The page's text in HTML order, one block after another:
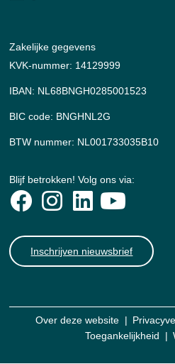
Zakelijke gegevens
KVK-nummer: 14129999
IBAN: NL68BNGH0285001523
BIC code: BNGHNL2G
BTW nummer: NL001733035B10
Blijf betrokken! Volg ons via:
Inschrijven nieuwsbrief
Over deze website
Toegankelijkheid